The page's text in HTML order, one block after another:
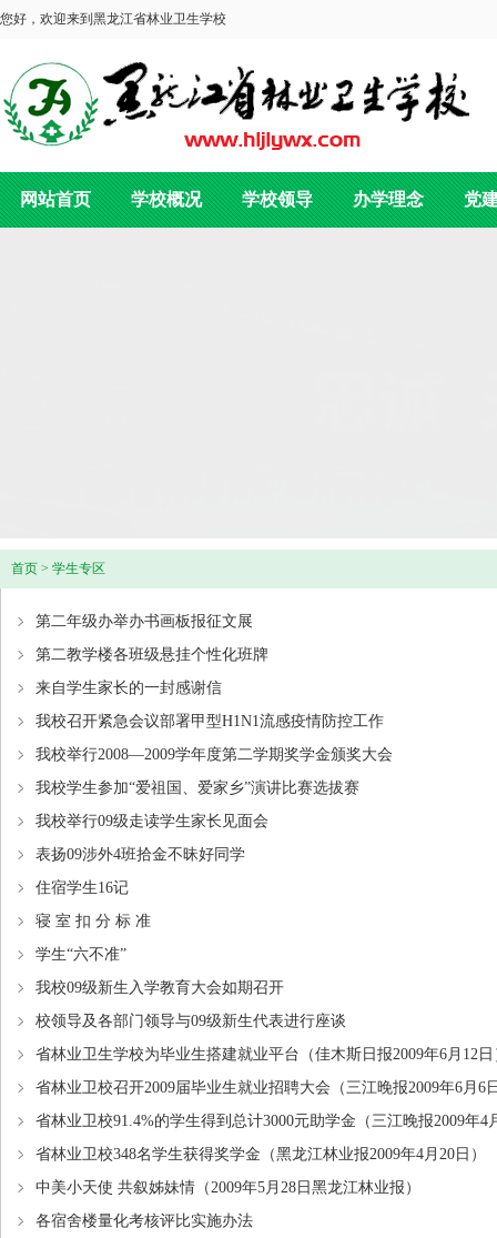
您好，欢迎来到黑龙江省林业卫生学校
网站首页 学校概况 学校领导 办学理念 党
首页 > 学生专区
第二年级办举办书画板报征文展
第二教学楼各班级悬挂个性化班牌
来自学生家长的一封感谢信
我校召开紧急会议部署甲型H1N1流感疫情防控工作
我校举行2008—2009学年度第二学期奖学金颁奖大会
我校学生参加“爱祖国、爱家乡”演讲比赛选拔赛
我校举行09级走读学生家长见面会
表扬09涉外4班拾金不昧好同学
住宿学生16记
寝 室 扣 分 标 准
学生“六不准”
我校09级新生入学教育大会如期召开
校领导及各部门领导与09级新生代表进行座谈
省林业卫生学校为毕业生搭建就业平台（佳木斯日报2009年6月12日
省林业卫校召开2009届毕业生就业招聘大会（三江晚报2009年6月6
省林业卫校91.4%的学生得到总计3000元助学金（三江晚报2009年4
省林业卫校348名学生获得奖学金（黑龙江林业报2009年4月20日）
中美小天使 共叙姊妹情（2009年5月28日黑龙江林业报）
各宿舍楼量化考核评比实施办法